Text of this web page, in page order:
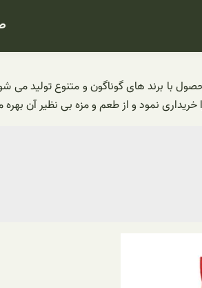
با برند های گوناگون و متنوع تولید
نمود و از طعم و مزه بی نظیر آن بهره